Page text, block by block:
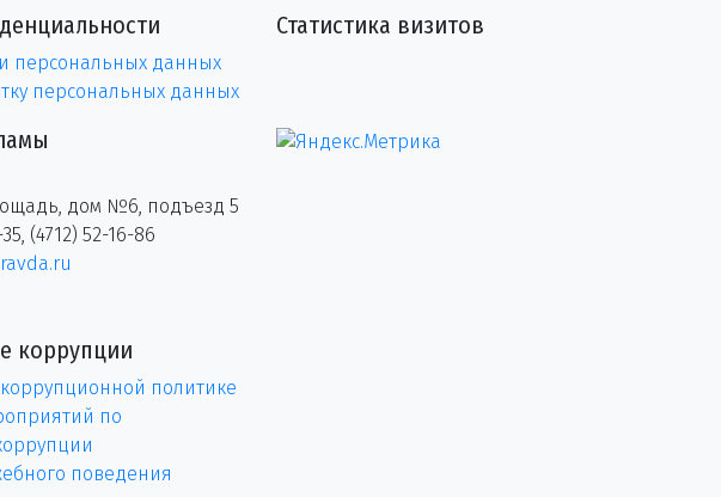
персональных данных
персональных данных
дом №6, подъезд 5
(4712) 52-16-86
коррупции
политике
по
поведения
Статистика визитов